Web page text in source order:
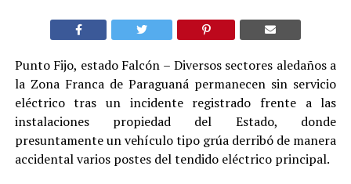
Punto Fijo, estado Falcón – Diversos sectores aledaños a
la Zona Franca de Paraguaná permanecen sin servicio
eléctrico tras un incidente registrado frente a las
instalaciones propiedad del Estado, donde
presuntamente un vehículo tipo grúa derribó de manera
accidental varios postes del tendido eléctrico principal.